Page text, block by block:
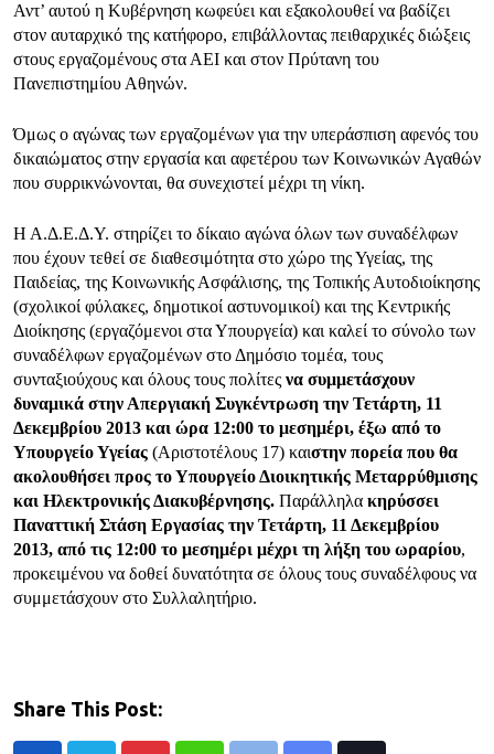
Αντ’ αυτού η Κυβέρνηση κωφεύει και εξακολουθεί να βαδίζει
στον αυταρχικό της κατήφορο, επιβάλλοντας πειθαρχικές διώξεις
στους εργαζομένους στα ΑΕΙ και στον Πρύτανη του
Πανεπιστημίου Αθηνών.
Όμως ο αγώνας των εργαζομένων για την υπεράσπιση αφενός του
δικαιώματος στην εργασία και αφετέρου των Κοινωνικών Αγαθών
που συρρικνώνονται, θα συνεχιστεί μέχρι τη νίκη.
Η Α.Δ.Ε.Δ.Υ. στηρίζει το δίκαιο αγώνα όλων των συναδέλφων
που έχουν τεθεί σε διαθεσιμότητα στο χώρο της Υγείας, της
Παιδείας, της Κοινωνικής Ασφάλισης, της Τοπικής Αυτοδιοίκησης
(σχολικοί φύλακες, δημοτικοί αστυνομικοί) και της Κεντρικής
Διοίκησης (εργαζόμενοι στα Υπουργεία) και καλεί το σύνολο των
συναδέλφων εργαζομένων στο Δημόσιο τομέα, τους
συνταξιούχους και όλους τους πολίτες να συμμετάσχουν
δυναμικά στην Απεργιακή Συγκέντρωση την Τετάρτη, 11
Δεκεμβρίου 2013 και ώρα 12:00 το μεσημέρι, έξω από το
Υπουργείο Υγείας (Αριστοτέλους 17) καιστην πορεία που θα
ακολουθήσει προς το Υπουργείο Διοικητικής Μεταρρύθμισης
και Ηλεκτρονικής Διακυβέρνησης. Παράλληλα κηρύσσει
Παναττική Στάση Εργασίας την Τετάρτη, 11 Δεκεμβρίου
2013, από τις 12:00 το μεσημέρι μέχρι τη λήξη του ωραρίου,
προκειμένου να δοθεί δυνατότητα σε όλους τους συναδέλφους να
συμμετάσχουν στο Συλλαλητήριο.
Share This Post: